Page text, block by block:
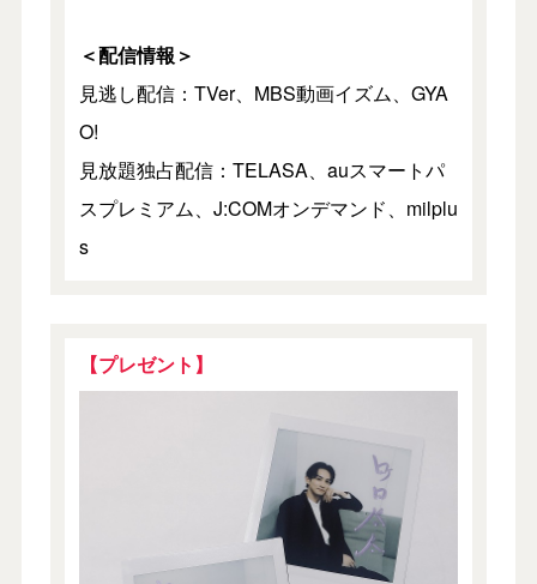
＜配信情報＞
見逃し配信：TVer、MBS動画イズム、GYA
O!
見放題独占配信：TELASA、auスマートパ
スプレミアム、J:COMオンデマンド、milplu
s
【プレゼント】